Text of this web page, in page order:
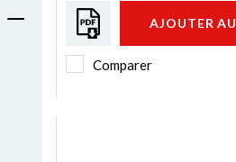
AJOUTER
Comparer